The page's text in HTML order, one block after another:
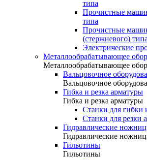
типа
Прочистные
типа
Прочистные
(стержневого) типа
Электрические
Металлообрабатывающее
Металлообрабатывающее
Вальцовочное
Вальцовочное
Гибка и резка арматуры
Гибка и резка арматуры
Станки для гибки
Станки для резки
Гидравлические
Гидравлические
Гильотины
Гильотины